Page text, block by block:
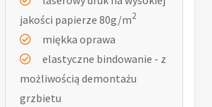
jakości papierze 80g/m2
miękka oprawa
elastyczne bindowanie - z
możliwością demontażu
grzbietu